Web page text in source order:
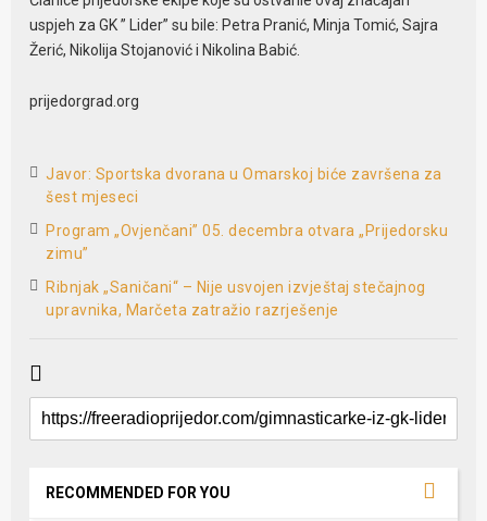
uspjeh za GK ” Lider” su bile: Petra Pranić, Minja Tomić, Sajra
Žerić, Nikolija Stojanović i Nikolina Babić.
prijedorgrad.org
Javor: Sportska dvorana u Omarskoj biće završena za
šest mjeseci
Program „Ovjenčani” 05. decembra otvara „Prijedorsku
zimu”
Ribnjak „Saničani“ – Nije usvojen izvještaj stečajnog
upravnika, Marčeta zatražio razrješenje
RECOMMENDED FOR YOU